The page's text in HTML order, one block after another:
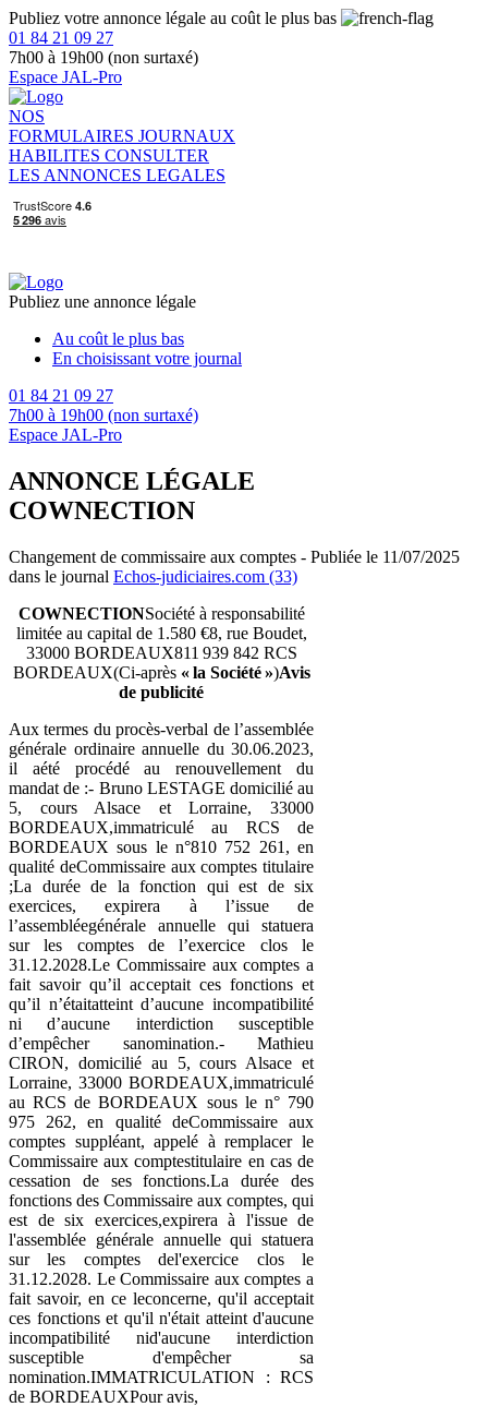
Publiez votre annonce légale au coût le plus bas
01 84 21 09 27
7h00 à 19h00 (non surtaxé)
Espace JAL-Pro
NOS
FORMULAIRES JOURNAUX
HABILITES CONSULTER
LES ANNONCES LEGALES
Publiez une annonce légale
Au coût le plus bas
En choisissant votre journal
01 84 21 09 27
7h00 à 19h00 (non surtaxé)
Espace JAL-Pro
ANNONCE LÉGALE
COWNECTION
Changement de commissaire aux comptes - Publiée le 11/07/2025
dans le journal Echos-judiciaires.com (33)
COWNECTIONSociété à responsabilité
limitée au capital de 1.580 €8, rue Boudet,
33000 BORDEAUX811 939 842 RCS
BORDEAUX(Ci-après « la Société »)Avis
de publicité
Aux termes du procès-verbal de l’assemblée
générale ordinaire annuelle du 30.06.2023,
il aété procédé au renouvellement du
mandat de :- Bruno LESTAGE domicilié au
5, cours Alsace et Lorraine, 33000
BORDEAUX,immatriculé au RCS de
BORDEAUX sous le n°810 752 261, en
qualité deCommissaire aux comptes titulaire
;La durée de la fonction qui est de six
exercices, expirera à l’issue de
l’assembléegénérale annuelle qui statuera
sur les comptes de l’exercice clos le
31.12.2028.Le Commissaire aux comptes a
fait savoir qu’il acceptait ces fonctions et
qu’il n’étaitatteint d’aucune incompatibilité
ni d’aucune interdiction susceptible
d’empêcher sanomination.- Mathieu
CIRON, domicilié au 5, cours Alsace et
Lorraine, 33000 BORDEAUX,immatriculé
au RCS de BORDEAUX sous le n° 790
975 262, en qualité deCommissaire aux
comptes suppléant, appelé à remplacer le
Commissaire aux comptestitulaire en cas de
cessation de ses fonctions.La durée des
fonctions des Commissaire aux comptes, qui
est de six exercices,expirera à l'issue de
l'assemblée générale annuelle qui statuera
sur les comptes del'exercice clos le
31.12.2028. Le Commissaire aux comptes a
fait savoir, en ce leconcerne, qu'il acceptait
ces fonctions et qu'il n'était atteint d'aucune
incompatibilité nid'aucune interdiction
susceptible d'empêcher sa
nomination.IMMATRICULATION : RCS
de BORDEAUXPour avis,